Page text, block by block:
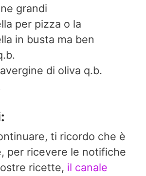
grandi
per pizza o la
in busta ma ben
di oliva q.b.
per ricevere le notifiche
ricette, il canale